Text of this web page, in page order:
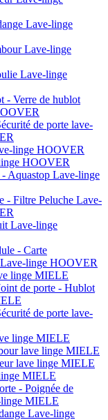
Lave-linge
Lave-linge
Lave-linge
- Verre de hublot
de porte lave-
linge HOOVER
HOOVER
Aquastop Lave-linge
- Filtre Peluche Lave-
Lave-linge
- Carte
linge HOOVER
linge MIELE
de porte - Hublot
de porte lave-
linge MIELE
lave linge MIELE
lave linge MIELE
MIELE
- Poignée de
MIELE
Lave-linge